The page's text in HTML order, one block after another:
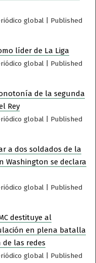
global
Published
líder de La Liga
global
Published
de la segunda
Rey
global
Published
a dos soldados de la
Washington se declara
global
Published
destituye al
en plena batalla
las redes
global
Published